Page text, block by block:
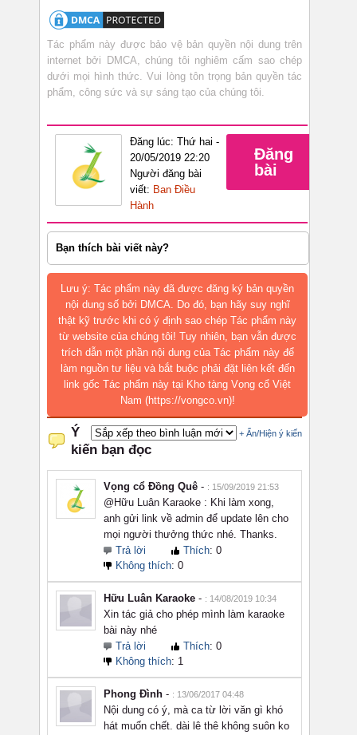
Tác phẩm này được bảo vệ bản quyền nội dung trên
internet bởi DMCA, chúng tôi nghiêm cấm sao chép
dưới mọi hình thức. Vui lòng tôn trọng bản quyền tác
phẩm, công sức và sự sáng tạo của chúng tôi.
Đăng lúc: Thứ hai -
20/05/2019 22:20
Người đăng bài
viết: Ban Điều
Hành
Đăng
bài
Bạn thích bài viết này?
Lưu ý: Tác phẩm này đã được đăng ký bản quyền
nội dung số bởi DMCA. Do đó, bạn hãy suy nghĩ
thật kỹ trước khi có ý định sao chép Tác phẩm này
từ website của chúng tôi! Tuy nhiên, bạn vẫn được
trích dẫn một phần nội dung của Tác phẩm này để
làm nguồn tư liệu và bắt buộc phải đặt liên kết đến
link gốc Tác phẩm này tại Kho tàng Vọng cổ Việt
Nam (https://vongco.vn)!